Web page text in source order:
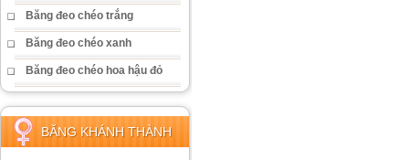
Băng đeo chéo trắng
Băng đeo chéo xanh
Băng đeo chéo hoa hậu đỏ
BĂNG KHÁNH THÀNH